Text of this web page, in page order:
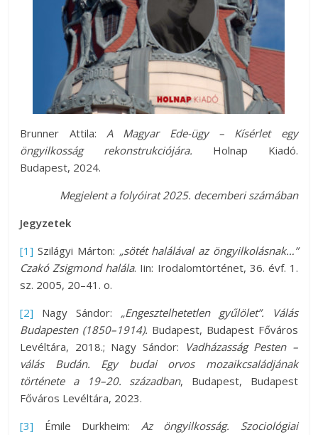
Brunner Attila:A Magyar Ede-ügy – Kísérlet egy
öngyilkosság rekonstrukciójára. Holnap Kiadó.
Budapest, 2024.
Megjelent a folyóirat 2025. decemberi számában
Jegyzetek
[1] Szilágyi Márton: „sötét halálával az öngyilkolásnak…”
Czakó Zsigmond halála. Iin: Irodalomtörténet, 36. évf. 1.
sz. 2005, 20–41. o.
[2] Nagy Sándor: „Engesztelhetetlen gyűlölet”. Válás
Budapesten (1850–1914). Budapest, Budapest Főváros
Levéltára, 2018.; Nagy Sándor: Vadházasság Pesten –
válás Budán. Egy budai orvos mozaikcsaládjának
története a 19–20. században, Budapest, Budapest
Főváros Levéltára, 2023.
[3] Émile Durkheim: Az öngyilkosság. Szociológiai